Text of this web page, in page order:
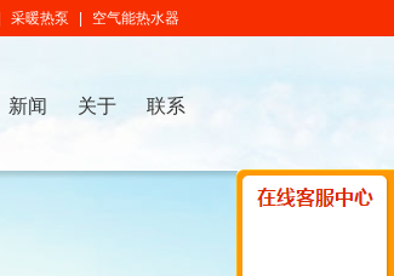
采暖热泵 空气能热水器
新闻 关于 联系